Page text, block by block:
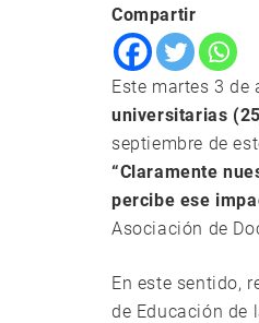
Compartir
Este martes 3 de
universitarias
septiembre de
“Claramente
percibe ese
Asociación de
En este sentido,
de Educación de